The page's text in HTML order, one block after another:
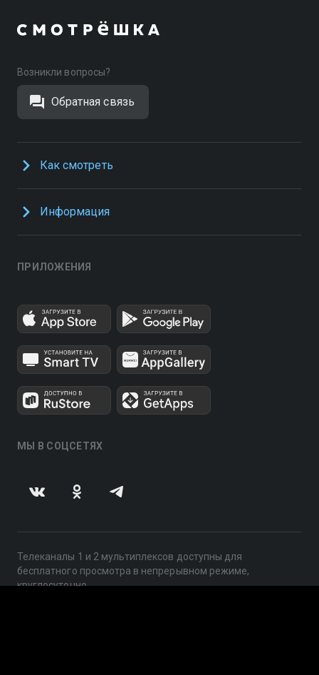
Возникли вопросы?
Обратная связь
Как смотреть
Информация
ПРИЛОЖЕНИЯ
МЫ В СОЦСЕТЯХ
Телеканалы 1 и 2 мультиплексов доступны для
бесплатного просмотра в непрерывном режиме,
круглосуточно.